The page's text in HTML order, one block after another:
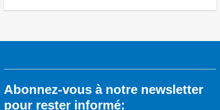
Abonnez-vous à notre newsletter
pour rester informé: